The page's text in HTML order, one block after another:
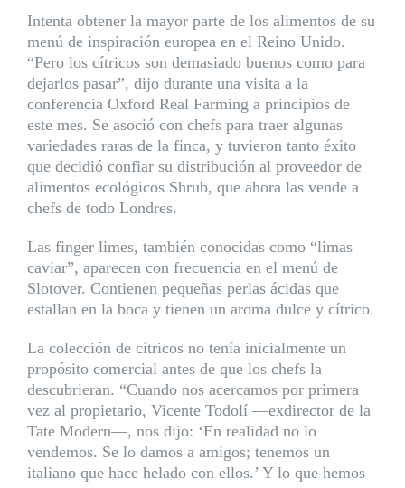
Intenta obtener la mayor parte de los alimentos de su
menú de inspiración europea en el Reino Unido.
“Pero los cítricos son demasiado buenos como para
dejarlos pasar”, dijo durante una visita a la
conferencia Oxford Real Farming a principios de
este mes. Se asoció con chefs para traer algunas
variedades raras de la finca, y tuvieron tanto éxito
que decidió confiar su distribución al proveedor de
alimentos ecológicos Shrub, que ahora las vende a
chefs de todo Londres.
Las finger limes, también conocidas como “limas
caviar”, aparecen con frecuencia en el menú de
Slotover. Contienen pequeñas perlas ácidas que
estallan en la boca y tienen un aroma dulce y cítrico.
La colección de cítricos no tenía inicialmente un
propósito comercial antes de que los chefs la
descubrieran. “Cuando nos acercamos por primera
vez al propietario, Vicente Todolí —exdirector de la
Tate Modern—, nos dijo: ‘En realidad no lo
vendemos. Se lo damos a amigos; tenemos un
italiano que hace helado con ellos.’ Y lo que hemos